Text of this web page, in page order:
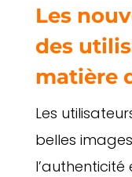
Les
des
matière
Les
belles
l’authenticité